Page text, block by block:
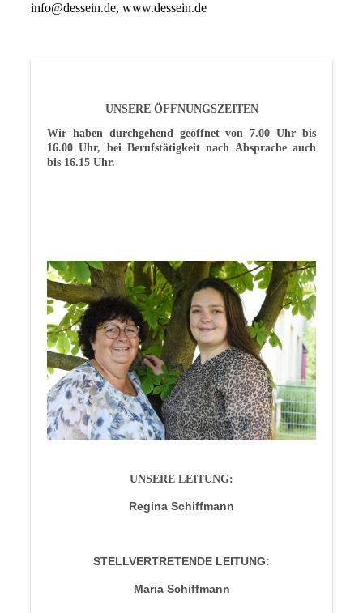
info@dessein.de, www.dessein.de
UNSERE ÖFFNUNGSZEITEN
Wir haben durchgehend geöffnet von 7.00 Uhr bis
16.00 Uhr, bei Berufstätigkeit nach Absprache auch
bis 16.15 Uhr.
UNSERE LEITUNG:
Regina Schiffmann
STELLVERTRETENDE LEITUNG:
Maria Schiffmann